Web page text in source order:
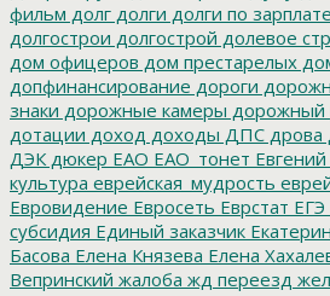
фильм долг долги долги по зарплате
долгострои долгострой долевое
дом офицеров дом престарелых
допфинансирование дороги
знаки дорожные камеры дорожный
дотации доход доходы ДПС дрова
ДЭК дюкер ЕАО ЕАО_тонет
культура еврейская_мудрость
Евровидение Евросеть Еврстат ЕГЭ
субсидия Единый заказчик
Басова Елена Князева Елена
Вепринский жалоба жд переезд